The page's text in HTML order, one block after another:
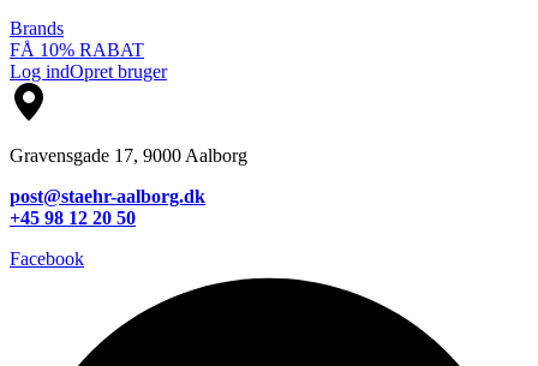
Brands
FÅ 10% RABAT
Log indOpret bruger
Gravensgade 17, 9000 Aalborg
post@staehr-aalborg.dk
+45 98 12 20 50
Facebook